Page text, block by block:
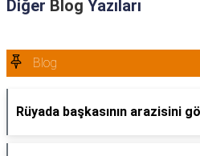
Diğer Blog Yazıları
Blog
Rüyada başkasının arazisini